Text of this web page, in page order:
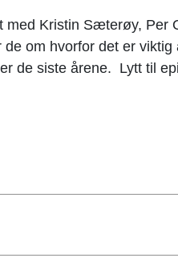
med Kristin Sæterøy,
om hvorfor det er
de siste årene. Lytt til